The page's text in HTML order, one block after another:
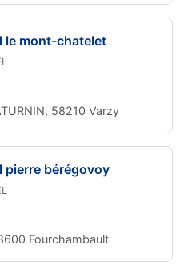
le mont-chatelet
58210 Varzy
pierre bérégovoy
Fourchambault